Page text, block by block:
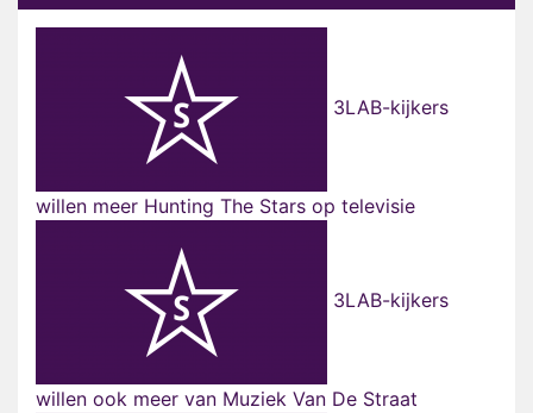
3LAB-kijkers
willen meer Hunting The Stars op televisie
3LAB-kijkers
willen ook meer van Muziek Van De Straat